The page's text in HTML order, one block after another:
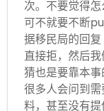
次。不要觉得
可不就要不断
据移民局的回
直接拒，然后
猜也是要靠本
很多人会问到
料，甚至没有